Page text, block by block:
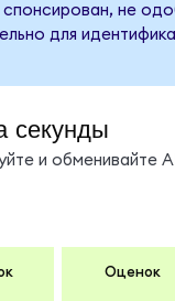
не
для
секунды
и
Оценок